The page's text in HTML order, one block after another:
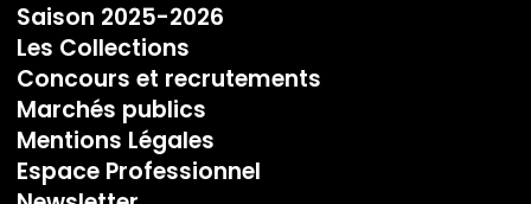
Saison 2025-2026
Les Collections
Concours et recrutements
Marchés publics
Mentions Légales
Espace Professionnel